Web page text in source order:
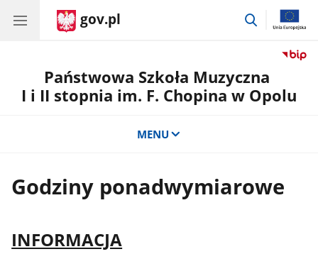
gov.pl
przejdź
Państwowa Szkoła Muzyczna
I i II stopnia im. F. Chopina w Opolu
MENU
Godziny ponadwymiarowe
INFORMACJA